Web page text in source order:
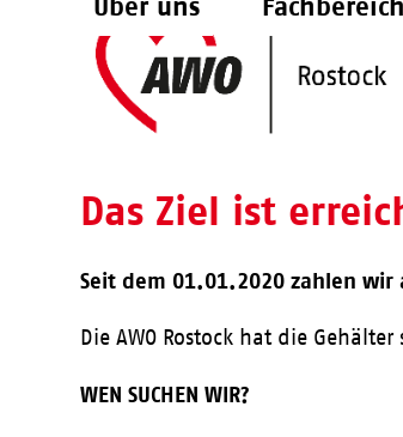
Über uns
Das Ziel ist
Seit dem 01.01.2020 zahlen wir
Die AWO Rostock hat die
WEN SUCHEN WIR?